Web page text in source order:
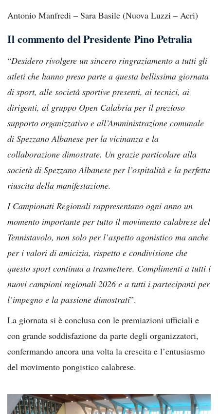
Antonio Manfredi – Sara Basile (Nuova Luzzi – Acri)
Il commento del Presidente Pino Petralia
“Desidero rivolgere un sincero ringraziamento a tutti gli
atleti che hanno preso parte a questa bellissima giornata
di sport, alle società sportive presenti, ai tecnici, ai
dirigenti, al gruppo Open Calabria per il prezioso
supporto organizzativo e all’Amministrazione comunale
di Spezzano Albanese per la vicinanza e la
collaborazione dimostrate. Un grazie particolare alla
società di Spezzano Albanese per l’ospitalità e la perfetta
riuscita della manifestazione.
I Campionati Regionali rappresentano ogni anno un
momento importante per tutto il movimento calabrese del
Tennistavolo, non solo per l’aspetto agonistico ma anche
per i valori di amicizia, rispetto e condivisione che
questo sport continua a trasmettere. Complimenti a tutti i
nuovi campioni regionali 2026 e a tutti i partecipanti per
l’impegno e la passione dimostrati”.
La giornata si è conclusa con le premiazioni ufficiali e
con grande soddisfazione da parte degli organizzatori,
confermando ancora una volta la crescita e l’entusiasmo
del movimento pongistico calabrese.